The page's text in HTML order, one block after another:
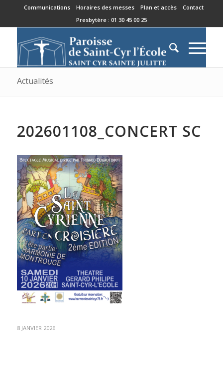
Communications Horaires des messes Plan et accès
Contact
Presbytère : 01 30 45 00 25
Actualités
202601108_CONCERT SC
8 JANVIER 2026